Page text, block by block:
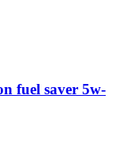
fuel saver 5w-